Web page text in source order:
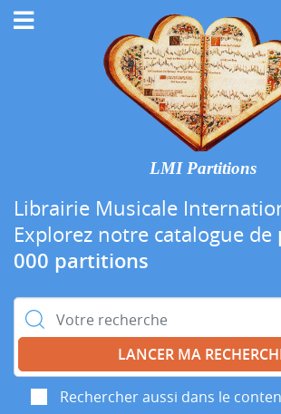
LMI Partitions
Librairie Musicale
Explorez notre catalogue de
000 partitions
Rechercher :
Rechercher aussi dans le